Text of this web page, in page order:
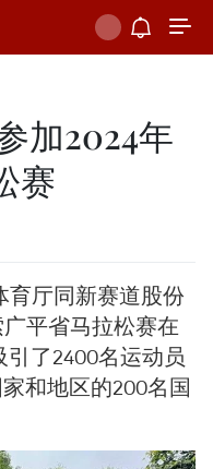
加2024年
赛
育厅同新赛道股份
平省马拉松赛在
了2400名运动员
和地区的200名国